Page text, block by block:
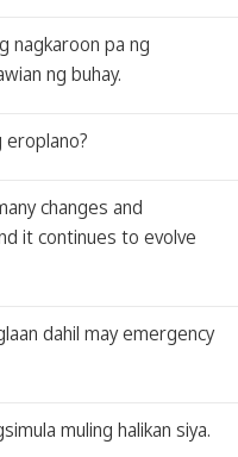
nagkaroon pa ng
ng buhay.
eroplano?
changes and
it continues to evolve
dahil may emergency
muling halikan siya.